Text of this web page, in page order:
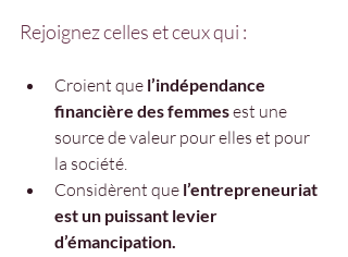
Rejoignez celles et ceux qui :
Croient que l’indépendance
financière des femmes est une
source de valeur pour elles et pour
la société.
Considèrent que l’entrepreneuriat
est un puissant levier
d’émancipation.